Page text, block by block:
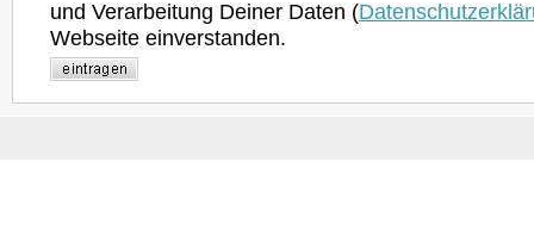
und Verarbeitung Deiner Daten (
Webseite einverstanden.